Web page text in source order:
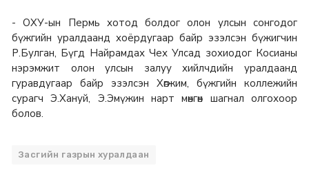
- ОХУ-ын Пермь хотод болдог олон улсын сонгодог
бүжгийн уралдаанд хоёрдугаар байр эзэлсэн бүжигчин
Р.Булган, Бүгд Найрамдах Чех Улсад зохиодог Косианы
нэрэмжит олон улсын залуу хийлчдийн уралдаанд
гуравдугаар байр эзэлсэн Хөгжим, бүжгийн коллежийн
сурагч Э.Хануй, Э.Эмүжин нарт мөнгөн шагнал олгохоор
болов.
Засгийн газрын хуралдаан